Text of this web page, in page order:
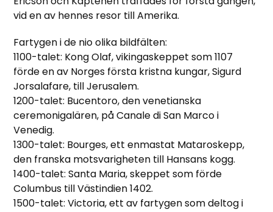
vid en av hennes resor till Amerika.
Fartygen i de nio olika bildfälten:
1100-talet: Kong Olaf, vikingaskeppet som 1107
förde en av Norges första kristna kungar, Sigurd
Jorsalafare, till Jerusalem.
1200-talet: Bucentoro, den venetianska
ceremonigalären, på Canale di San Marco i
Venedig.
1300-talet: Bourges, ett enmastat Mataroskepp,
den franska motsvarigheten till Hansans kogg.
1400-talet: Santa Maria, skeppet som förde
Columbus till Västindien 1402.
1500-talet: Victoria, ett av fartygen som deltog i